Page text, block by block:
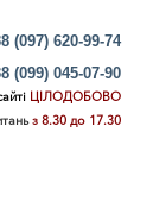
(097) 620-99-74
(099) 045-07-90
ЦІЛОДОБОВО
з 8.30 до 17.30